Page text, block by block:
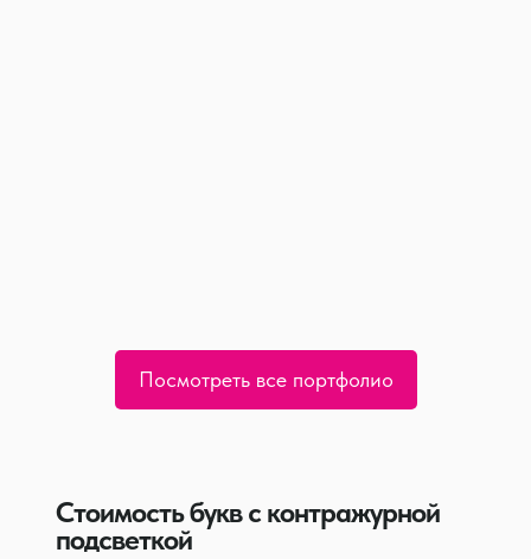
Посмотреть все портфолио
Стоимость букв с контражурной
подсветкой